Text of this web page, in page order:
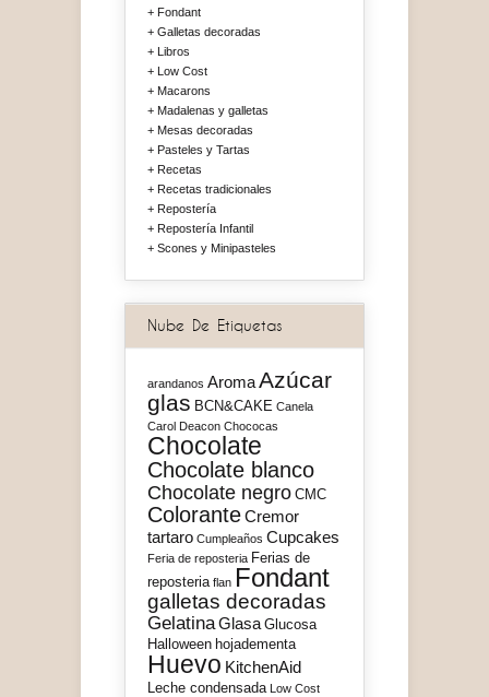
Fondant
Galletas decoradas
Libros
Low Cost
Macarons
Madalenas y galletas
Mesas decoradas
Pasteles y Tartas
Recetas
Recetas tradicionales
Repostería
Repostería Infantil
Scones y Minipasteles
Nube De Etiquetas
arandanos AromaAzúcar
glas BCN&CAKE Canela
Carol Deacon Chococas
Chocolate
Chocolate blanco
Chocolate negro CMC
ColoranteCremor
tartaro Cumpleaños Cupcakes
Feria de reposteria Ferias de
reposteria flan Fondant
galletas decoradas
GelatinaGlasa Glucosa
Halloween hojadementa
Huevo KitchenAid
Leche condensada Low Cost